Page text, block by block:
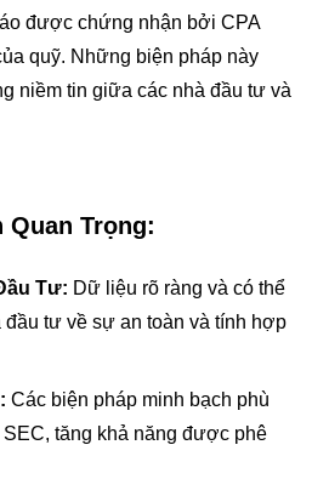
được chứng nhận bởi CPA
quỹ. Những biện pháp này
niềm tin giữa các nhà đầu tư và
Quan Trọng:
Tư: Dữ liệu rõ ràng và có thể
đầu tư về sự an toàn và tính hợp
Các biện pháp minh bạch phù
tăng khả năng được phê